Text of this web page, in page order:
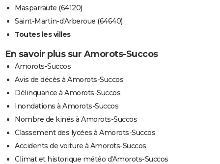
Masparraute (64120)
Saint-Martin-d'Arberoue (64640)
Toutes les villes
En savoir plus sur Amorots-Succos
Amorots-Succos
Avis de décès à Amorots-Succos
Délinquance à Amorots-Succos
Inondations à Amorots-Succos
Nombre de kinés à Amorots-Succos
Classement des lycées à Amorots-Succos
Accidents de voiture à Amorots-Succos
Climat et historique météo d'Amorots-Succos